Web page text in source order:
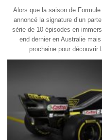
Alors que la saison de
annoncé la signature d’un
série de 10 épisodes en
end dernier en Australie
prochaine pour